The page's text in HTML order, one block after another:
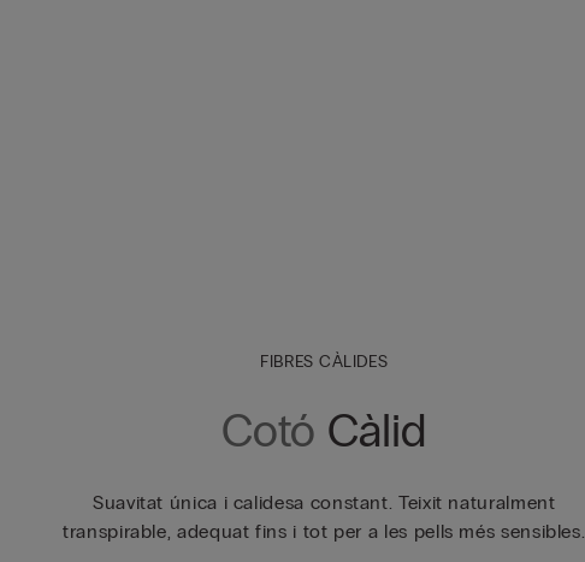
FIBRES CÀLIDES
Cotó Càlid
Suavitat única i calidesa constant. Teixit naturalment
transpirable, adequat fins i tot per a les pells més sensibles.